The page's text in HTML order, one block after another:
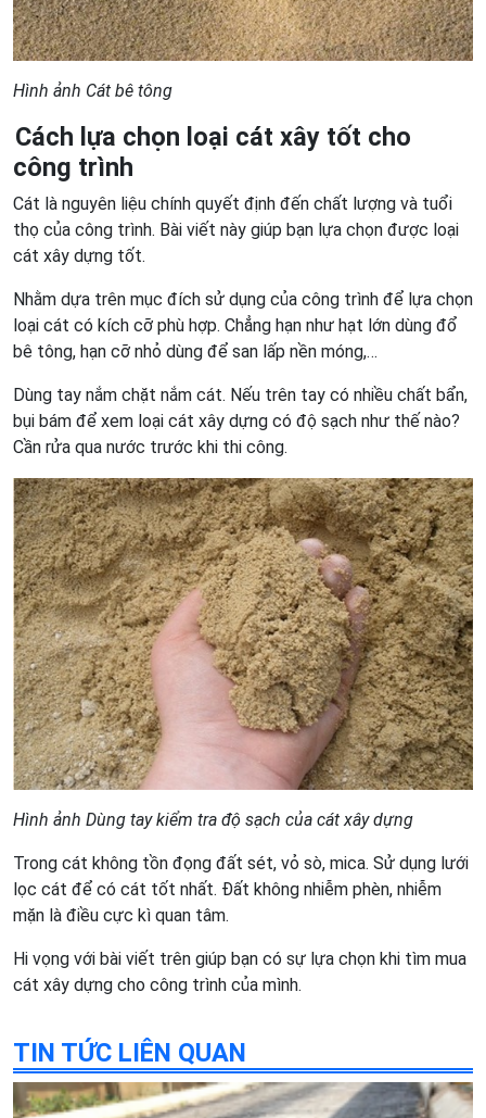
Hình ảnh Cát bê tông
Cách lựa chọn loại cát xây tốt cho
công trình
Cát là nguyên liệu chính quyết định đến chất lượng và tuổi
thọ của công trình. Bài viết này giúp bạn lựa chọn được loại
cát xây dựng tốt.
Nhằm dựa trên mục đích sử dụng của công trình để lựa chọn
loại cát có kích cỡ phù hợp. Chẳng hạn như hạt lớn dùng đổ
bê tông, hạn cỡ nhỏ dùng để san lấp nền móng,…
Dùng tay nắm chặt nắm cát. Nếu trên tay có nhiều chất bẩn,
bụi bám để xem loại cát xây dựng có độ sạch như thế nào?
Cần rửa qua nước trước khi thi công.
Hình ảnh Dùng tay kiểm tra độ sạch của cát xây dựng
Trong cát không tồn đọng đất sét, vỏ sò, mica. Sử dụng lưới
lọc cát để có cát tốt nhất. Đất không nhiễm phèn, nhiễm
mặn là điều cực kì quan tâm.
Hi vọng với bài viết trên giúp bạn có sự lựa chọn khi tìm mua
cát xây dựng cho công trình của mình.
TIN TỨC LIÊN QUAN